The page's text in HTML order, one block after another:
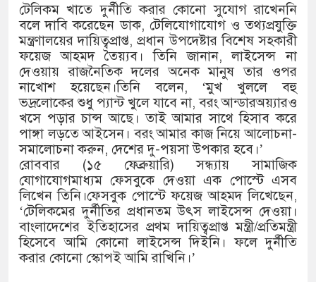
‘স্কুটি নাকি গোল্ড?’ ক্যাম্পেইনের
এর ফ্রিডম ব্র্যান্ড, বাড়ল ক্যাম্পেইনের
সংবিধান অনুযায়ী যথাসময়ে রাষ্ট্রপতি
১৫২২ পুলিশ সদস্যকে চাকরিতে
খিলক্ষেত থানা বিএনপির যুগ্ম
দেশের ৬ অঞ্চলে ঝড়ের আভাস
সার্ককে আরও গতিশীল করতে চায়
প্রেমের সম্পর্ক ছিন্ন না করায় মা-
প্রধানমন্ত্রীর সঙ্গে নবনিযুক্ত
টেলিকম খাতে দুর্নীতি করার কোনো সুযোগ রাখেননি
বলে দাবি করেছেন ডাক, টেলিযোগাযোগ ও তথ্যপ্রযুক্তি
মন্ত্রণালয়ের দায়িত্বপ্রাপ্ত, প্রধান উপদেষ্টার বিশেষ সহকারী
ফয়েজ আহমদ তৈয়্যব। তিনি জানান, লাইসেন্স না
দেওয়ায় রাজনৈতিক দলের অনেক মানুষ তার ওপর
নাখোশ হয়েছেন।তিনি বলেন, ‘মুখ খুললে বহু
ভদ্রলোকের শুধু প্যান্ট খুলে যাবে না, বরং আন্ডারঅয়্যারও
খসে পড়ার চান্স আছে। তাই আমার সাথে হিসাব করে
পাঙ্গা লড়তে আইসেন। বরং আমার কাজ নিয়ে আলোচনা-
সমালোচনা করুন, দেশের দু-পয়সা উপকার হবে।’
রোববার (১৫ ফেব্রুয়ারি) সন্ধ্যায় সামাজিক
যোগাযোগমাধ্যম ফেসবুকে দেওয়া এক পোস্টে এসব
লিখেন তিনি।ফেসবুক পোস্টে ফয়েজ আহমদ লিখেছেন,
‘টেলিকমের দুর্নীতির প্রধানতম উৎস লাইসেন্স দেওয়া।
বাংলাদেশের ইতিহাসের প্রথম দায়িত্বপ্রাপ্ত মন্ত্রী/প্রতিমন্ত্রী
হিসেবে আমি কোনো লাইসেন্স দিইনি। ফলে দুর্নীতি
করার কোনো স্কোপই আমি রাখিনি।’